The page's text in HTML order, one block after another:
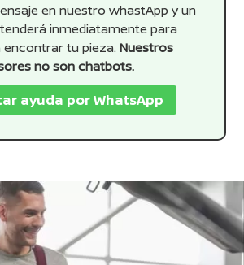
en nuestro whastApp y un
inmediatamente para
encontrar tu pieza. Nuestros
no son chatbots.
ayuda por WhatsApp